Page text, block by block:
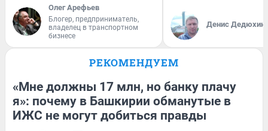
Олег Арефьев
Блогер, предприниматель,
владелец в транспортном
бизнесе
Денис Дедюхин
РЕКОМЕНДУЕМ
«Мне должны 17 млн, но банку плачу
я»: почему в Башкирии обманутые в
ИЖС не могут добиться правды